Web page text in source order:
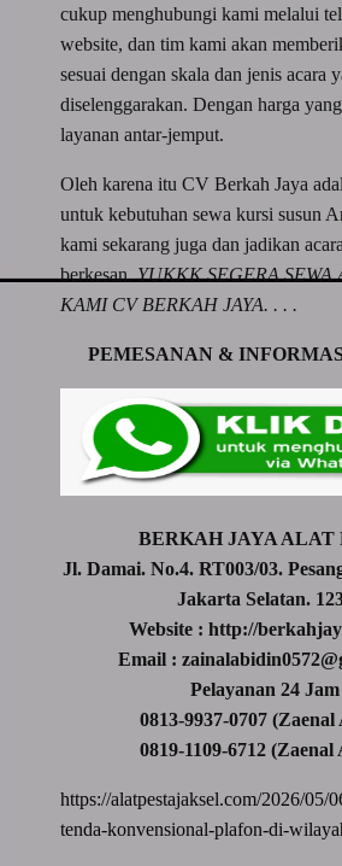
cukup menghubungi kami melalui
website, dan tim kami akan
sesuai dengan skala dan jenis acara
diselenggarakan. Dengan harga
layanan antar-jemput.
Oleh karena itu CV Berkah Jaya
untuk kebutuhan sewa kursi susun
kami sekarang juga dan jadikan
berkesan.YUKKK SEGERA SEWA
KAMI CV BERKAH JAYA. . . .
PEMESANAN &
BERKAH JAYA ALAT
Jl. Damai. No.4. RT003/03.
Jakarta Selatan.
Website : http://
Email :
Pelayanan 24
0813-9937-0707
0819-1109-6712
https://alatpestajaksel.com/2026/05/
tenda-konvensional-plafon-di-